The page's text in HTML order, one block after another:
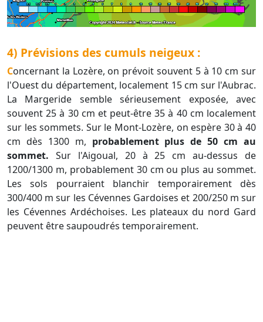
4) Prévisions des cumuls neigeux :
Concernant la Lozère, on prévoit souvent 5 à 10 cm sur
l'Ouest du département, localement 15 cm sur l'Aubrac.
La Margeride semble sérieusement exposée, avec
souvent 25 à 30 cm et peut-être 35 à 40 cm localement
sur les sommets. Sur le Mont-Lozère, on espère 30 à 40
cm dès 1300 m, probablement plus de 50 cm au
sommet. Sur l'Aigoual, 20 à 25 cm au-dessus de
1200/1300 m, probablement 30 cm ou plus au sommet.
Les sols pourraient blanchir temporairement dès
300/400 m sur les Cévennes Gardoises et 200/250 m sur
les Cévennes Ardéchoises. Les plateaux du nord Gard
peuvent être saupoudrés temporairement.